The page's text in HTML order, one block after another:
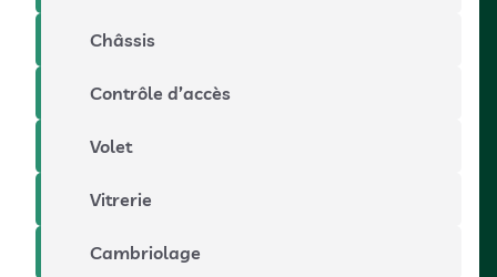
Châssis
Contrôle d’accès
Volet
Vitrerie
Cambriolage